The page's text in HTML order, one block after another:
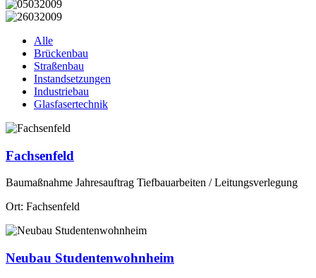
Alle
Brückenbau
Straßenbau
Instandsetzungen
Industriebau
Glasfasertechnik
Fachsenfeld
Baumaßnahme Jahresauftrag Tiefbauarbeiten / Leitungsverlegung
Ort: Fachsenfeld
Neubau Studentenwohnheim